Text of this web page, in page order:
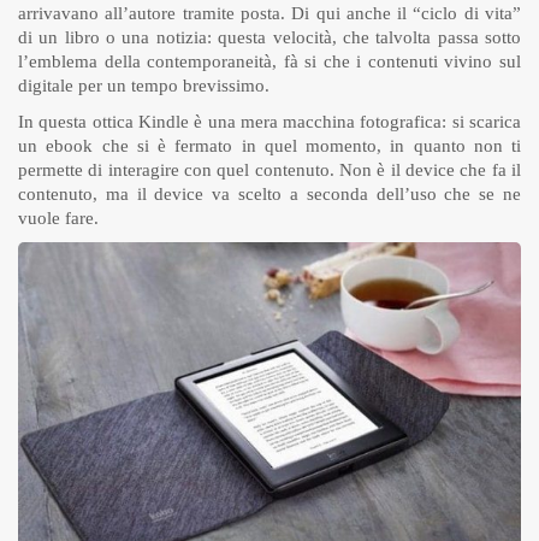
arrivavano all’autore tramite posta. Di qui anche il “ciclo di vita”
di un libro o una notizia: questa velocità, che talvolta passa sotto
l’emblema della contemporaneità, fà si che i contenuti vivino sul
digitale per un tempo brevissimo.
In questa ottica Kindle è una mera macchina fotografica: si scarica
un ebook che si è fermato in quel momento, in quanto non ti
permette di interagire con quel contenuto. Non è il device che fa il
contenuto, ma il device va scelto a seconda dell’uso che se ne
vuole fare.